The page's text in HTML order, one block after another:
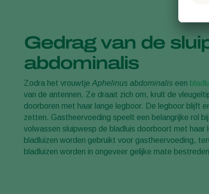
Gedrag van de
abdominalis
Zodra het vrouwtje Aphelinus abdominalis een
van de antennen. Ze draait zich om, krult de
doorboren met haar lange legboor. De legboor blijft
zetten. Gastheervoeding speelt een belangrijke rol
volwassen sluipwesp de bladluis doorboort met
bladluizen worden gebruikt voor gastheervoeding,
bladluizen worden in ongeveer gelijke mate